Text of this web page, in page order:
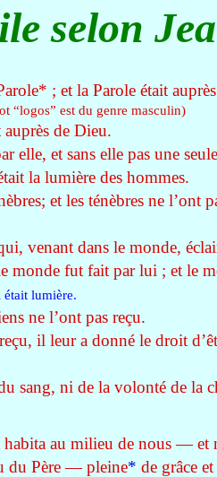
selon
* ; et la Parole était
“logos” est du genre masculin)
de Dieu.
elle, et sans elle pas une
la lumière des hommes.
et les ténèbres ne l’ont
venant dans le monde,
monde fut fait par lui ; et le
était lumière.
ne l’ont pas reçu.
il leur a donné le droit
sang, ni de la volonté de la
au milieu de nous — et
du Père — pleine* de grâce